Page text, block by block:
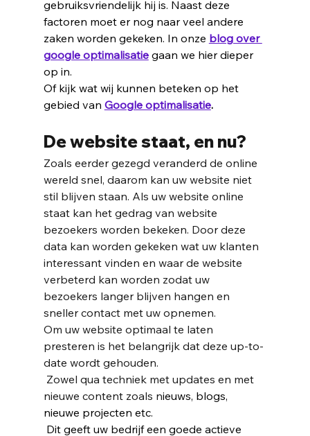
gebruiksvriendelijk hij is. Naast deze
factoren moet er nog naar veel andere
zaken worden gekeken. In onze blog over
google optimalisatie gaan we hier dieper
op in.
Of kijk wat wij kunnen beteken op het
gebied van Google optimalisatie.
De website staat, en nu?
Zoals eerder gezegd veranderd de online
wereld snel, daarom kan uw website niet
stil blijven staan. Als uw website online
staat kan het gedrag van website
bezoekers worden bekeken. Door deze
data kan worden gekeken wat uw klanten
interessant vinden en waar de website
verbeterd kan worden zodat uw
bezoekers langer blijven hangen en
sneller contact met uw opnemen.
Om uw website optimaal te laten
presteren is het belangrijk dat deze up-to-
date wordt gehouden.
nieuwe content zoals nieuws, blogs,
nieuwe projecten etc.